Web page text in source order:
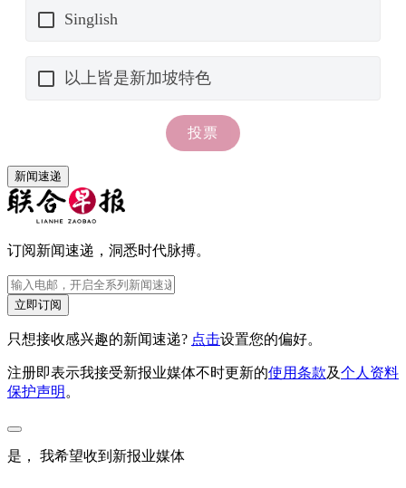
新闻速递
订阅新闻速递，洞悉时代脉搏。
立即订阅
只想接收感兴趣的新闻速递? 点击设置您的偏好。
注册即表示我接受新报业媒体不时更新的使用条款及个人资料
保护声明。
是， 我希望收到新报业媒体